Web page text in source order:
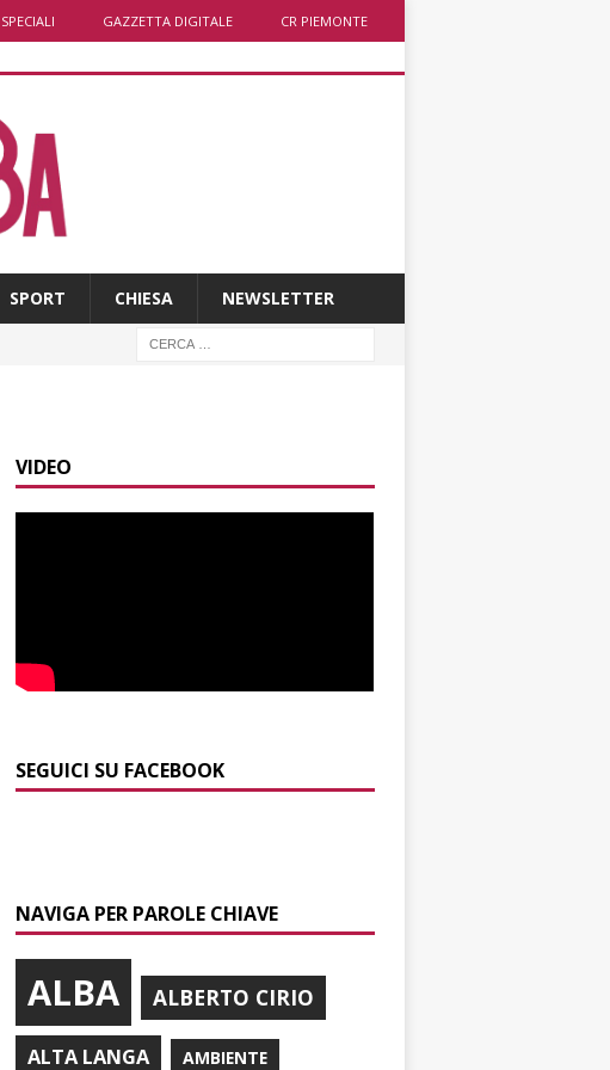
GAZZETTA DIGITALE CR PIEMONTE
SPORT CHIESA NEWSLETTER
VIDEO
SEGUICI SU FACEBOOK
NAVIGA PER PAROLE CHIAVE
ALBA ALBERTO CIRIO
ALTA LANGA AMBIENTE